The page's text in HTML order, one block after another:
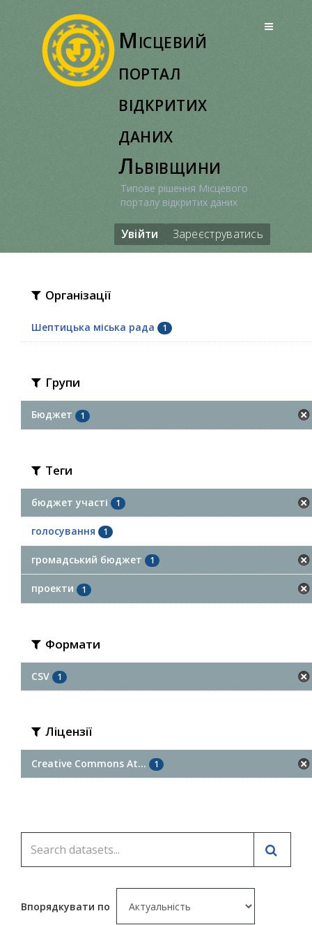
Місцевий
портал
відкритих
даних
Львівщини
Типове рішення Місцевого
порталу відкритих даних
Увійти Зареєструватись
Організації
Шептицька міська рада 1
Групи
Бюджет 1
Теги
бюджет участі 1
голосування 1
громадський бюджет 1
проекти 1
Формати
CSV 1
Ліцензії
Creative Commons At... 1
Впорядкувати по